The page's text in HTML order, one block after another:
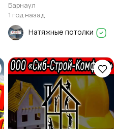
Барнаул
1 год назад
Натяжные потолки